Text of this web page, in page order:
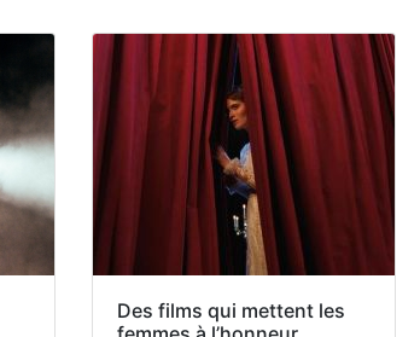
Des films qui mettent les